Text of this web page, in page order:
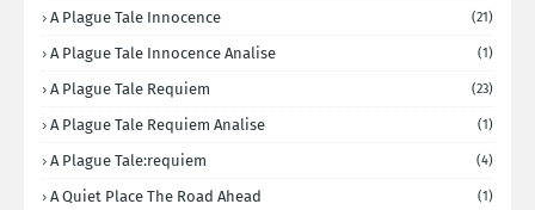
A Plague Tale Innocence (21)
A Plague Tale Innocence Analise (1)
A Plague Tale Requiem (23)
A Plague Tale Requiem Analise (1)
A Plague Tale:requiem (4)
A Quiet Place The Road Ahead (1)